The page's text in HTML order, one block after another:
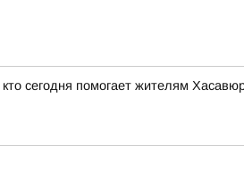
сегодня помогает жителям